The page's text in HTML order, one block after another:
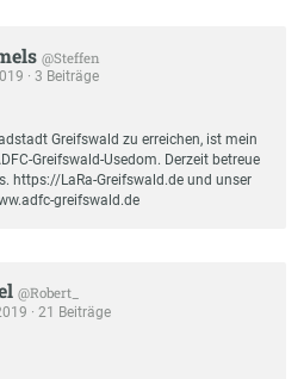
@Steffen
· 3 Beiträge
Greifswald zu erreichen, ist mein
Greifswald-Usedom. Derzeit betreue
https://LaRa-Greifswald.de und unser
greifswald.de
@Robert_
· 21 Beiträge